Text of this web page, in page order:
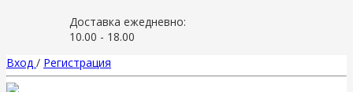
Доставка ежедневно:
10.00 - 18.00
Вход / Регистрация